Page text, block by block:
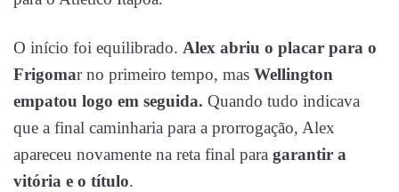
O início foi equilibrado. Alex abriu o placar para o
Frigomar no primeiro tempo, mas Wellington
empatou logo em seguida. Quando tudo indicava
que a final caminharia para a prorrogação, Alex
apareceu novamente na reta final para garantir a
vitória e o título.